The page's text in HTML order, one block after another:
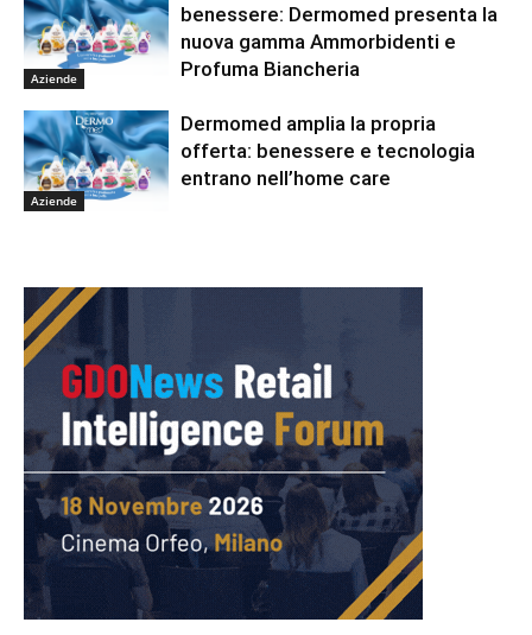
Aziende
benessere: Dermomed presenta la
nuova gamma Ammorbidenti e
Profuma Biancheria
Aziende
Dermomed amplia la propria
offerta: benessere e tecnologia
entrano nell’home care